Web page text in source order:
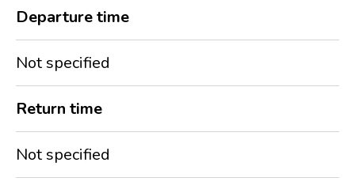
Departure time
Not specified
Return time
Not specified